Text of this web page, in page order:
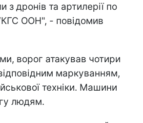
з дронів та артилерії по
ООН", - повідомив
ворог атакував чотири
відповідним маркуванням,
техніки. Машини
людям.